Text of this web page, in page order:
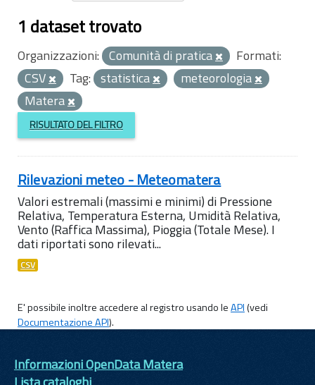
1 dataset trovato
Organizzazioni: Comunità di pratica
Formati:
CSV
Tag: statistica
meteorologia
Matera
RISULTATO DEL FILTRO
Rilevazioni meteo - Meteomatera
Valori estremali (massimi e minimi) di Pressione
Relativa, Temperatura Esterna, Umidità Relativa,
Vento (Raffica Massima), Pioggia (Totale Mese). I
dati riportati sono rilevati...
CSV
E' possibile inoltre accedere al registro usando leAPI(vedi
Documentazione API).
Informazioni OpenData Matera